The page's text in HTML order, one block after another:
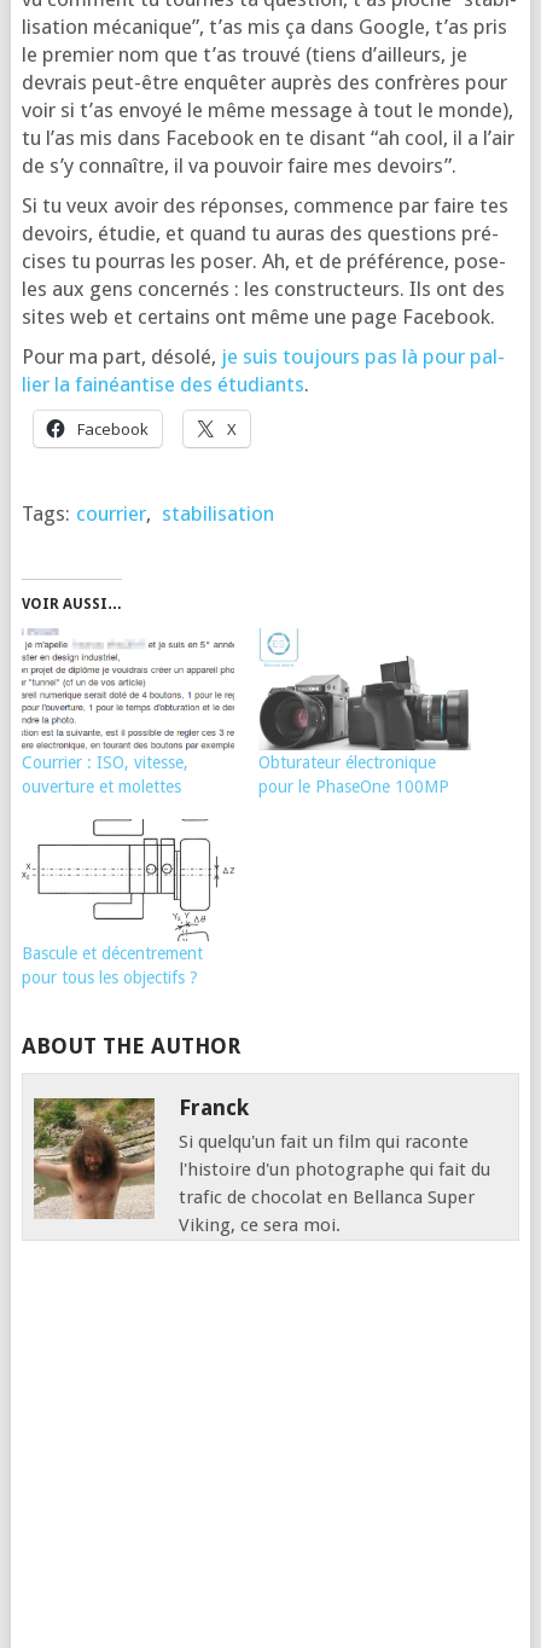
li­sa­tion méca­nique”, t’as mis ça dans Google, t’as pris
le pre­mier nom que t’as trou­vé (tiens d’ailleurs, je
devrais peut-être enquê­ter auprès des confrères pour
voir si t’as envoyé le même mes­sage à tout le monde),
tu l’as mis dans Face­book en te disant “ah cool, il a l’air
de s’y connaître, il va pou­voir faire mes devoirs”.
Si tu veux avoir des réponses, com­mence par faire tes
devoirs, étu­die, et quand tu auras des ques­tions pré­
cises tu pour­ras les poser. Ah, et de pré­fé­rence, pose-
les aux gens concer­nés : les construc­teurs. Ils ont des
sites web et cer­tains ont même une page Facebook.
Pour ma part, déso­lé, je suis tou­jours pas là pour pal­
lier la fai­néan­tise des étu­diants.
Face­book X
Tags: courrier, stabilisation
VOIR AUSSI…
Courrier : ISO, vitesse,
ouverture et molettes
Obturateur électronique
pour le PhaseOne 100MP
Bascule et décentrement
pour tous les objectifs ?
ABOUT THE AUTHOR
Franck
Si quelqu'un fait un film qui raconte
l'histoire d'un photographe qui fait du
trafic de chocolat en Bellanca Super
Viking, ce sera moi.